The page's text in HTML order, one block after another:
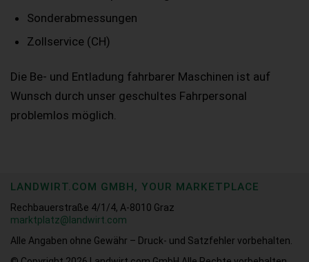
Sonderabmessungen
Zollservice (CH)
Die Be- und Entladung fahrbarer Maschinen ist auf
Wunsch durch unser geschultes Fahrpersonal
problemlos möglich.
LANDWIRT.COM GMBH, YOUR MARKETPLACE
Rechbauerstraße 4/1/4, A-8010 Graz
marktplatz@landwirt.com
Alle Angaben ohne Gewähr – Druck- und Satzfehler vorbehalten.